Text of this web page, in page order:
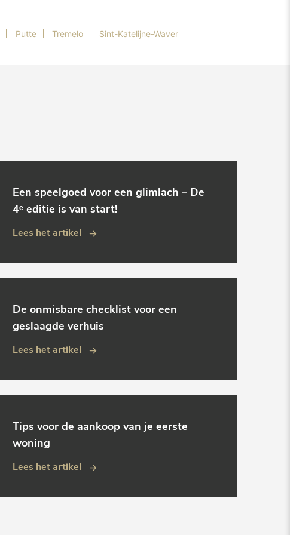
Putte Tremelo Sint-Katelijne-Waver
Een speelgoed voor een glimlach – De
4ᵉ editie is van start!
Lees het artikel
De onmisbare checklist voor een
geslaagde verhuis
Lees het artikel
Tips voor de aankoop van je eerste
woning
Lees het artikel